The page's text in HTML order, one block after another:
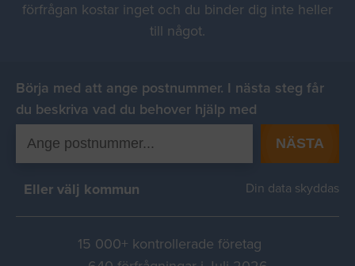
förfrågan kostar inget och du binder dig inte heller
till något.
Börja med att ange postnummer. I nästa steg får
du beskriva vad du behover hjälp med
NÄSTA
Eller välj kommun Din data skyddas
15 000+ kontrollerade företag